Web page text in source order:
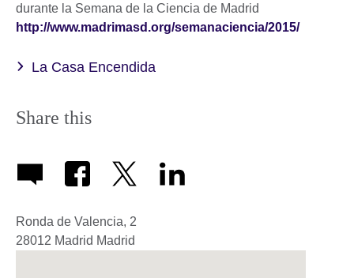
durante la Semana de la Ciencia de Madrid
http://www.madrimasd.org/semanaciencia/2015/
La Casa Encendida
Share this
Ronda de Valencia, 2
28012 Madrid Madrid